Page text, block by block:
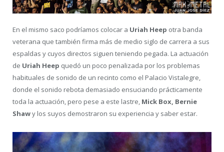
En el mismo saco podríamos colocar a Uriah Heep otra banda
veterana que también firma más de medio siglo de carrera a sus
espaldas y cuyos directos siguen teniendo pegada. La actuación
de Uriah Heep quedó un poco penalizada por los problemas
habituales de sonido de un recinto como el Palacio Vistalegre,
donde el sonido rebota demasiado ensuciando prácticamente
toda la actuación, pero pese a este lastre, Mick Box, Bernie
Shawy los suyos demostraron su experiencia y saber estar.